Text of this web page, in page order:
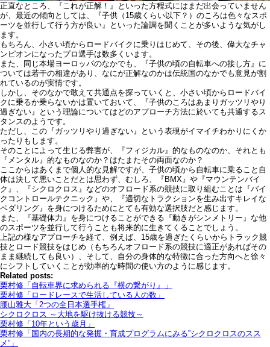
正直なところ、『これが正解！』といった方程式にはまだ出会っていません
が、最近の傾向としては、『子供（15歳くらい以下？）のころは色々なスポ
ーツを並行して行う方が良い』といった論調を聞くことが多いような気がし
ます。
もちろん、小さい頃からロードバイクに乗りはじめて、その後、偉大なチャ
ンピオンになったプロ選手は数多くいます。
また、同じ本場ヨーロッパのなかでも、『子供の頃の自転車への接し方』に
ついては若干の相違があり、なにが正解なのかは伝統国のなかでも意見が割
れているのが実情です。
しかし、そのなかで敢えて共通点を探っていくと、小さい頃からロードバイ
クに乗るか乗らないかは置いておいて、『子供のころはあまりガッツリやり
過ぎない』という理論についてはどのアプローチ方法に於いても共通するス
タンスのようです。
ただし、この『ガッツリやり過ぎない』という表現がイマイチわかりにくか
ったりもします。
そのことによって生じる弊害が、『フィジカル』的なものなのか、それとも
『メンタル』的なものなのか？はたまたその両面なのか？
ここからはあくまで個人的な見解ですが、子供の頃から自転車に乗ること自
体は決して悪いことだとは思わず、むしろ、『BMX』や『マウンテンバイ
ク』、『シクロクロス』などのオフロード系の競技に取り組むことは『バイ
クコントロールテクニック』や、『適切なトラクションを生み出すキレイな
ペダリング』を身につけるためにとても有効な選択肢だと感じます。
また、『基礎体力』を身につけることができる『動きがシンメトリー』な他
のスポーツを並行して行うことも将来的に生きてくることでしょう。
上記の様なアプローチを経て、例えば、15歳を過ぎたくらいからトラック競
技とロード競技をはじめ（もちろんオフロード系の競技に適正があればその
まま継続しても良い）、そして、自分の身体的な特徴に合った方向へと徐々
にシフトしていくことが効率的な時間の使い方のように感じます。
Related posts:
栗村修「自転車界に求められる『横の繋がり』」
栗村修「ロードレースで生活している人の数」
腰山雅大「2つの全日本選手権」
シクロクロス ～大地を駆け抜ける競技～
栗村修「10年という歳月」
栗村修「国内の長期的な発掘・育成プログラムにみる”シクロクロスのスス
メ”」